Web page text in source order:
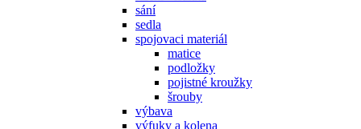
sání
sedla
spojovaci materiál
matice
podložky
pojistné kroužky
šrouby
výbava
výfuky a kolena